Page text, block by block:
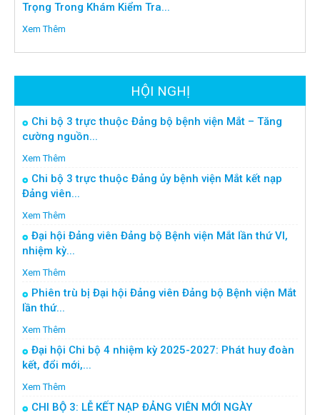
Trọng Trong Khám Kiểm Tra...
Xem Thêm
HỘI NGHỊ
Chi bộ 3 trực thuộc Đảng bộ bệnh viện Mắt – Tăng
cường nguồn...
Xem Thêm
Chi bộ 3 trực thuộc Đảng ủy bệnh viện Mắt kết nạp
Đảng viên...
Xem Thêm
Đại hội Đảng viên Đảng bộ Bệnh viện Mắt lần thứ VI,
nhiệm kỳ...
Xem Thêm
Phiên trù bị Đại hội Đảng viên Đảng bộ Bệnh viện Mắt
lần thứ...
Xem Thêm
Đại hội Chi bộ 4 nhiệm kỳ 2025-2027: Phát huy đoàn
kết, đổi mới,...
Xem Thêm
CHI BỘ 3: LỄ KẾT NẠP ĐẢNG VIÊN MỚI NGÀY